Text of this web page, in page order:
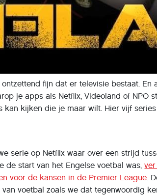
fijn dat er televisie bestaat. En
je apps als Netflix, Videoland of NPO
kan kijken die je maar wilt. Hier vijf
serie op Netflix waar over een strijd
de start van het Engelse voetbal was,
voor de kansen in de Premier League.
voetbal zoals we dat tegenwoordig